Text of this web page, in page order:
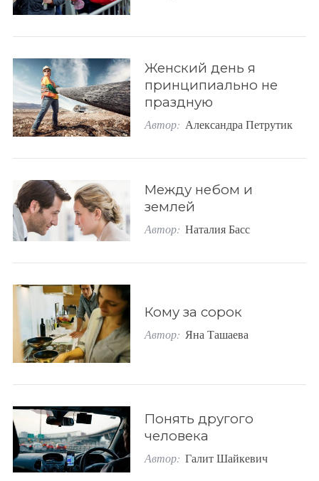
Женский день я
принципиально не
праздную
Автор: Александра Петрутик
Между небом и
землей
Автор: Наталия Басс
Кому за сорок
Автор: Яна Ташаева
Понять другого
человека
Автор: Галит Шайкевич
e
a
r
c
h
o
: